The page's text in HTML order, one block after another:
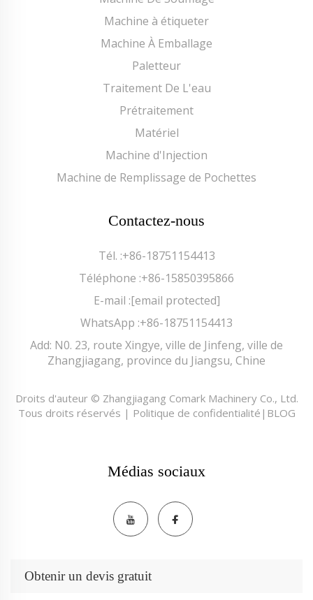
Machine à étiqueter
Machine À Emballage
Paletteur
Traitement De L'eau
Prétraitement
Matériel
Machine d'Injection
Machine de Remplissage de Pochettes
Contactez-nous
Tél. :+86-18751154413
Téléphone :+86-15850395866
E-mail :[email protected]
WhatsApp :+86-18751154413
Add: N0. 23, route Xingye, ville de Jinfeng, ville de
Zhangjiagang, province du Jiangsu, Chine
Droits d'auteur © Zhangjiagang Comark Machinery Co., Ltd.
Tous droits réservés | Politique de confidentialité | BLOG
Médias sociaux
Obtenir un devis gratuit